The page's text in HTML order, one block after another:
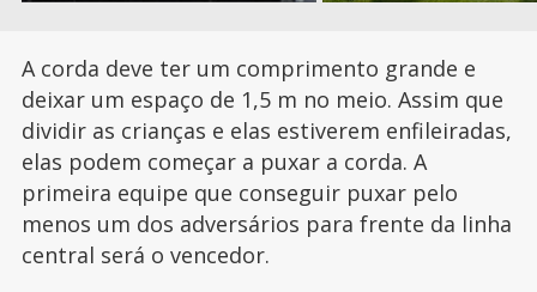
A corda deve ter um comprimento grande e
deixar um espaço de 1,5 m no meio. Assim que
dividir as crianças e elas estiverem enfileiradas,
elas podem começar a puxar a corda. A
primeira equipe que conseguir puxar pelo
menos um dos adversários para frente da linha
central será o vencedor.